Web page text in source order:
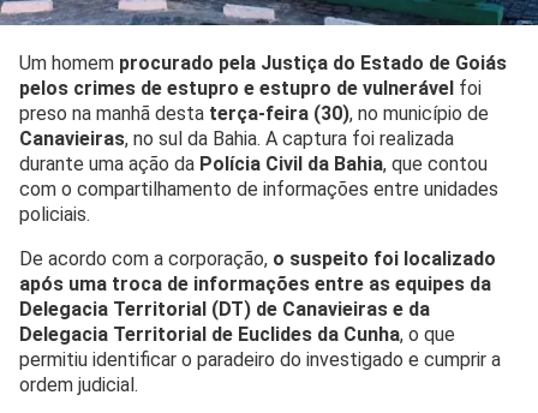
Um homem procurado pela Justiça do Estado de Goiás
pelos crimes de estupro e estupro de vulnerável foi
preso na manhã desta terça-feira (30), no município de
Canavieiras, no sul da Bahia. A captura foi realizada
durante uma ação da Polícia Civil da Bahia, que contou
com o compartilhamento de informações entre unidades
policiais.
De acordo com a corporação, o suspeito foi localizado
após uma troca de informações entre as equipes da
Delegacia Territorial (DT) de Canavieiras e da
Delegacia Territorial de Euclides da Cunha, o que
permitiu identificar o paradeiro do investigado e cumprir a
ordem judicial.